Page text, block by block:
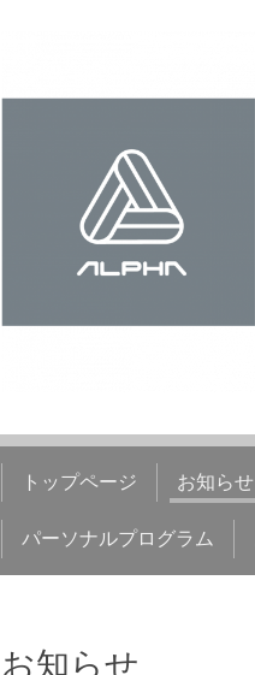
トップページ お知らせ
パーソナルプログラム
お知らせ